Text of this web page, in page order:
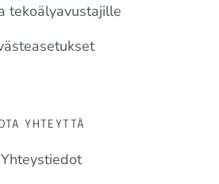
tekoälyavustajille
YHTEYTTÄ
Yhteystiedot